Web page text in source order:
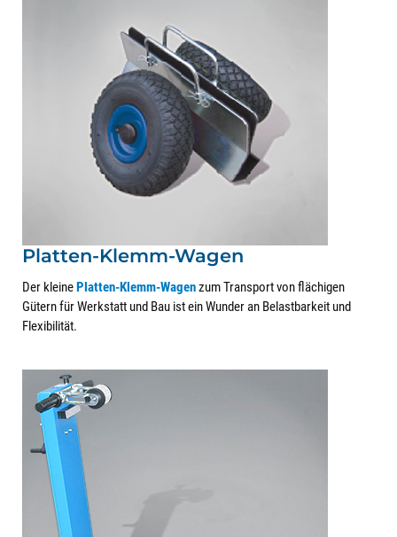
Platten-Klemm-Wagen
Der kleinePlatten-Klemm-Wagenzum Transport von flächigen
Gütern für Werkstatt und Bau ist ein Wunder an Belastbarkeit und
Flexibilität.